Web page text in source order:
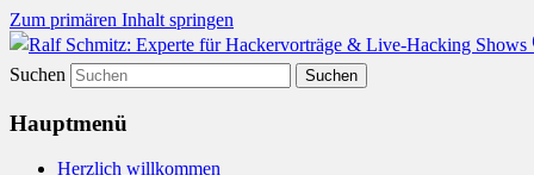
Zum primären Inhalt springen
Ralf Schmitz: Experte für
Hacker-Vorträge, Tauchen Sie ein in die
Suchen
Hauptmenü
Herzlich willkommen